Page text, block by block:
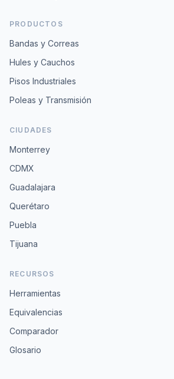
PRODUCTOS
Bandas y Correas
Hules y Cauchos
Pisos Industriales
Poleas y Transmisión
CIUDADES
Monterrey
CDMX
Guadalajara
Querétaro
Puebla
Tijuana
RECURSOS
Herramientas
Equivalencias
Comparador
Glosario